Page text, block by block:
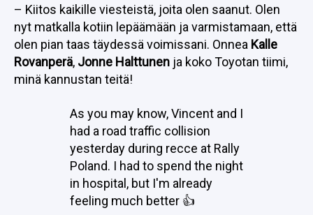
– Kiitos kaikille viesteistä, joita olen saanut. Olen
nyt matkalla kotiin lepäämään ja varmistamaan, että
olen pian taas täydessä voimissani. Onnea Kalle
Rovanperä, Jonne Halttunen ja koko Toyotan tiimi,
minä kannustan teitä!
As you may know, Vincent and I
had a road traffic collision
yesterday during recce at Rally
Poland. I had to spend the night
in hospital, but I'm already
feeling much better 👍